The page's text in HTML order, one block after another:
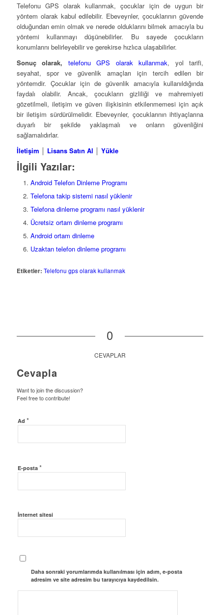
Telefonu GPS olarak kullanmak, çocuklar için de uygun bir
yöntem olarak kabul edilebilir. Ebeveynler, çocuklarının güvende
olduğundan emin olmak ve nerede olduklarını bilmek amacıyla bu
yöntemi kullanmayı düşünebilirler. Bu sayede çocukların
konumlarını belirleyebilir ve gerekirse hızlıca ulaşabilirler.
Sonuç olarak,
telefonu GPS olarak kullanmak, yol tarifi,
seyahat, spor ve güvenlik amaçları için tercih edilen bir
yöntemdir. Çocuklar için de güvenlik amacıyla kullanıldığında
faydalı olabilir. Ancak, çocukların gizliliği ve mahremiyeti
gözetilmeli, iletişim ve güven ilişkisinin etkilenmemesi için açık
bir iletişim sürdürülmelidir. Ebeveynler, çocuklarının ihtiyaçlarına
duyarlı bir şekilde yaklaşmalı ve onların güvenliğini
sağlamalıdırlar.
İletişim
Lisans Satın Al Yükle
İlgili Yazılar:
Android Telefon Dinleme Programı
Telefona takip sistemi nasıl yüklenir
Telefona dinleme programı nasıl yüklenir
Ücretsiz ortam dinleme programı
Android ortam dinleme
Uzaktan telefon dinleme programı
Etiketler: Telefonu gps olarak kullanmak
0
CEVAPLAR
Cevapla
Want to join the discussion?
Feel free to contribute!
Ad *
E-posta *
İnternet sitesi
Daha sonraki yorumlarımda kullanılması için adım, e-posta
adresim ve site adresim bu tarayıcıya kaydedilsin.